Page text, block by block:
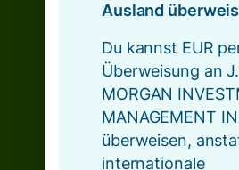
Ausland
Du kannst EUR
Überweisung an
MORGAN
MANAGEMENT
überweisen,
internationale